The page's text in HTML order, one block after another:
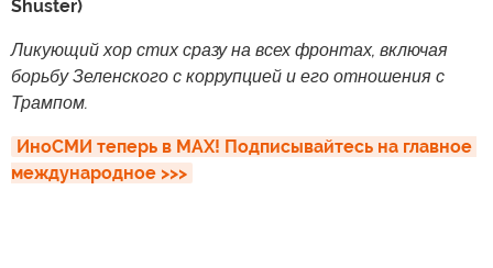
Shuster)
Ликующий хор стих сразу на всех фронтах, включая
борьбу Зеленского с коррупцией и его отношения с
Трампом.
ИноСМИ теперь в MAX! Подписывайтесь на главное
международное >>>